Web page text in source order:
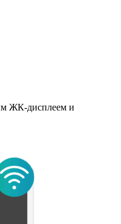
ЖК-дисплеем и